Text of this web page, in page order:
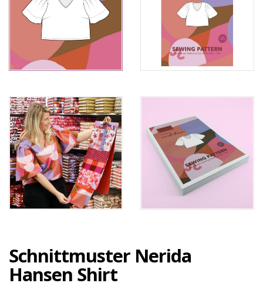
Schnittmuster Nerida
Hansen Shirt